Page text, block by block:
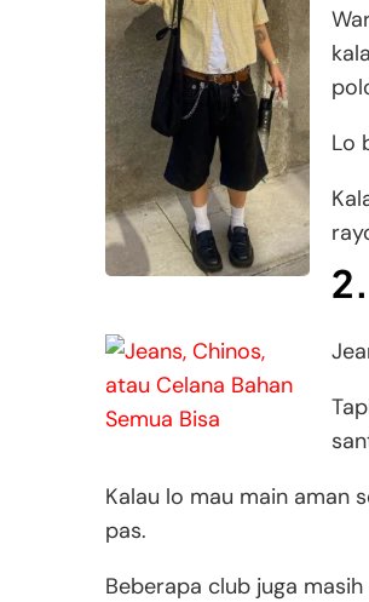
Lo
Kalau lo mau main aman
pas.
Beberapa club juga